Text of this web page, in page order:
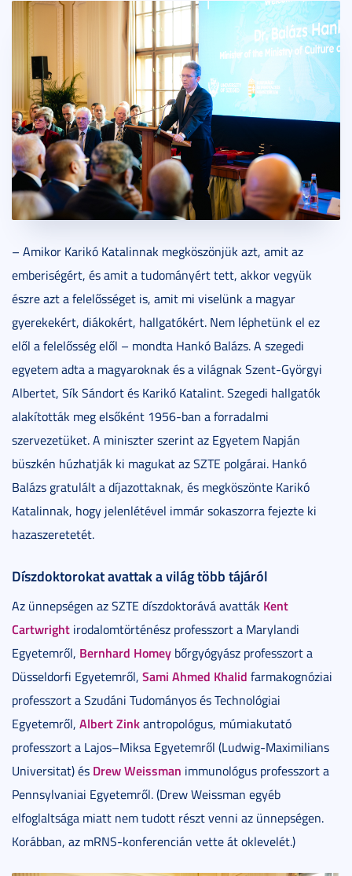
– Amikor Karikó Katalinnak megköszönjük azt, amit az
emberiségért, és amit a tudományért tett, akkor vegyük
észre azt a felelősséget is, amit mi viselünk a magyar
gyerekekért, diákokért, hallgatókért. Nem léphetünk el ez
elől a felelősség elől – mondta Hankó Balázs. A szegedi
egyetem adta a magyaroknak és a világnak Szent-Györgyi
Albertet, Sík Sándort és Karikó Katalint. Szegedi hallgatók
alakították meg elsőként 1956-ban a forradalmi
szervezetüket. A miniszter szerint az Egyetem Napján
büszkén húzhatják ki magukat az SZTE polgárai. Hankó
Balázs gratulált a díjazottaknak, és megköszönte Karikó
Katalinnak, hogy jelenlétével immár sokaszorra fejezte ki
hazaszeretetét.
Díszdoktorokat avattak a világ több tájáról
Az ünnepségen az SZTE díszdoktorává avatták Kent
Cartwright irodalomtörténész professzort a Marylandi
Egyetemről, Bernhard Homey bőrgyógyász professzort a
Düsseldorfi Egyetemről, Sami Ahmed Khalid farmakognóziai
professzort a Szudáni Tudományos és Technológiai
Egyetemről, Albert Zinkantropológus, múmiakutató
professzort a Lajos–Miksa Egyetemről (Ludwig-Maximilians
Universitat) és Drew Weissman immunológus professzort a
Pennsylvaniai Egyetemről. (Drew Weissman egyéb
elfoglaltsága miatt nem tudott részt venni az ünnepségen.
Korábban, az mRNS-konferencián vette át oklevelét.)